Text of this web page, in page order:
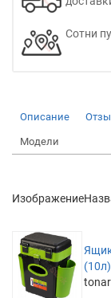
Сотни
Описание
Модели
Изображение